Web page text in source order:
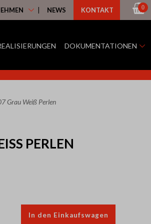
NEWS KONTAKT 0
DOKUMENTATIONEN
Grau Weiß Perlen
PERLEN
In den Einkaufswagen